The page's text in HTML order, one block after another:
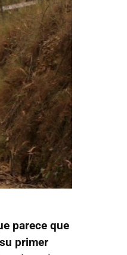
parece que
primer